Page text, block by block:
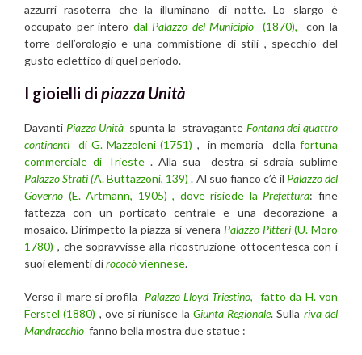
azzurri rasoterra che la illuminano di notte. Lo slargo è
occupato per intero dal Palazzo del Municipio (1870),
con la
torre dell’orologio e una commistione di stili , specchio del
gusto eclettico di quel periodo.
I gioielli di piazza Unità
Davanti Piazza Unità spunta la stravagante Fontana dei quattro
continenti di G. Mazzoleni (1751) , in memoria della fortuna
commerciale di Trieste. Alla sua destra si sdraia sublime
Palazzo Strati (A. Buttazzoni, 139) . Al suo fianco c’è il Palazzo del
Governo (E. Artmann, 1905) , dove risiede la Prefettura: fine
fattezza con un porticato centrale e una decorazione a
mosaico. Dirimpetto la piazza si venera Palazzo Pitteri(U. Moro
1780) , che sopravvisse alla ricostruzione ottocentesca con i
suoi elementi dirococòviennese.
Verso il mare si profila Palazzo Lloyd Triestino, fatto da H. von
Ferstel (1880) , ove si riunisce la Giunta Regionale. Sulla riva del
Mandracchio fanno bella mostra due statue :